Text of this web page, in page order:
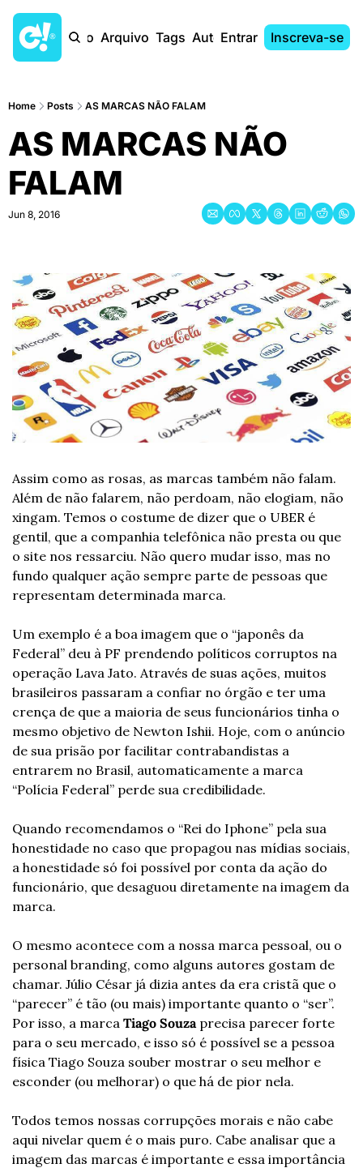
Início Arquivo Tags AutoresEntrar Inscreva-se
Home Posts AS MARCAS NÃO FALAM
AS MARCAS NÃO
FALAM
Jun 8, 2016
Assim como as rosas, as marcas também não falam.
Além de não falarem, não perdoam, não elogiam, não
xingam. Temos o costume de dizer que o UBER é
gentil, que a companhia telefônica não presta ou que
o site nos ressarciu. Não quero mudar isso, mas no
fundo qualquer ação sempre parte de pessoas que
representam determinada marca.
Um exemplo é a boa imagem que o “japonês da
Federal” deu à PF prendendo políticos corruptos na
operação Lava Jato. Através de suas ações, muitos
brasileiros passaram a confiar no órgão e ter uma
crença de que a maioria de seus funcionários tinha o
mesmo objetivo de Newton Ishii. Hoje, com o anúncio
de sua prisão por facilitar contrabandistas a
entrarem no Brasil, automaticamente a marca
“Polícia Federal” perde sua credibilidade.
Quando recomendamos o “Rei do Iphone” pela sua
honestidade no caso que propagou nas mídias sociais,
a honestidade só foi possível por conta da ação do
funcionário, que desaguou diretamente na imagem da
marca.
O mesmo acontece com a nossa marca pessoal, ou o
personal branding, como alguns autores gostam de
chamar. Júlio César já dizia antes da era cristã que o
“parecer” é tão (ou mais) importante quanto o “ser”.
Por isso, a marca Tiago Souza precisa parecer forte
para o seu mercado, e isso só é possível se a pessoa
física Tiago Souza souber mostrar o seu melhor e
esconder (ou melhorar) o que há de pior nela.
Todos temos nossas corrupções morais e não cabe
aqui nivelar quem é o mais puro. Cabe analisar que a
imagem das marcas é importante e essa importância